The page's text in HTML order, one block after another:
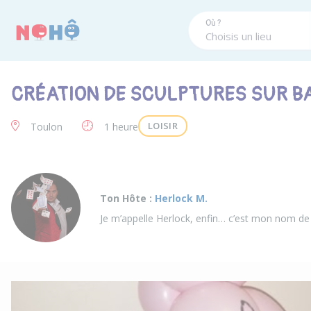
Où ?
CRÉATION DE SCULPTURES SUR
Toulon 1 heure LOISIR
Ton Hôte : Herlock M.
Je m’appelle Herlock, enfin… c’est mon nom